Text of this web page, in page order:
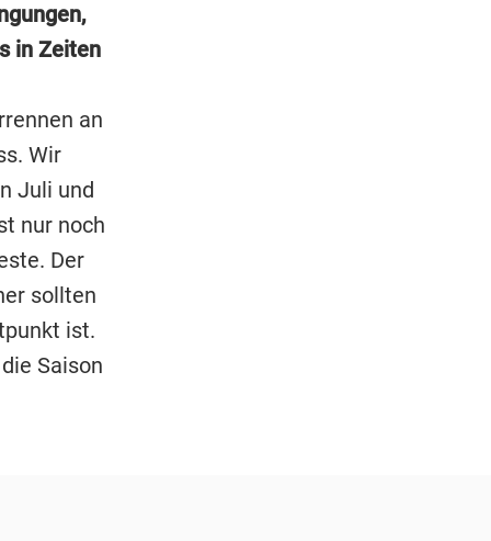
in Zeiten
an
Wir
Juli und
nur noch
Der
sollten
ist.
Saison